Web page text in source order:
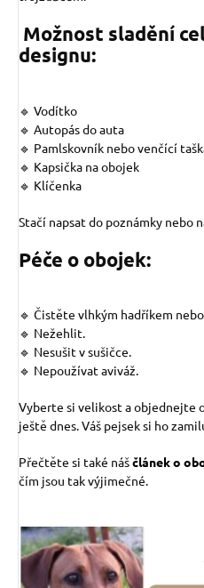
Možnost sladění
designu:
🔹 Vodítko
🔹 Autopás do auta
🔹 Pamlskovník nebo venčící
🔹 Kapsička na obojek
🔹 Klíčenka
Stačí napsat do poznámky nebo
Péče o obojek:
🔹 Čistěte vlhkým hadříkem
🔹 Nežehlit.
🔹 Nesušit v sušičce.
🔹 Nepoužívat aviváž.
Vyberte si velikost a objednejte
ještě dnes. Váš pejsek si ho
Přečtěte si také náščlánek o
čím jsou tak výjimečné.